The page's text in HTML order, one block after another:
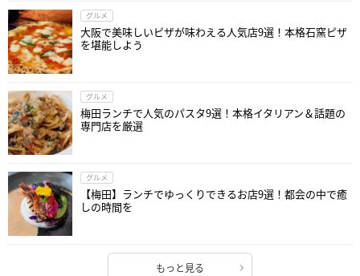
グルメ
大阪で美味しいピザが味わえる人気店9選！本格石窯ピザ
を堪能しよう
グルメ
梅田ランチで人気のパスタ9選！本格イタリアン＆話題の
専門店を厳選
グルメ
【梅田】ランチでゆっくりできるお店9選！都会の中で癒
しの時間を
もっと見る